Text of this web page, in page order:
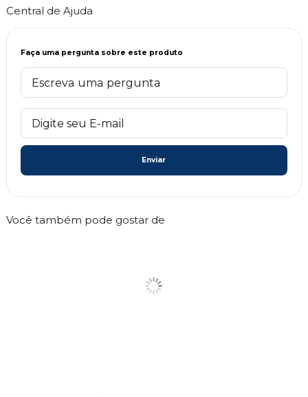
Central de Ajuda
Faça uma pergunta sobre este produto
Enviar
Você também pode gostar de